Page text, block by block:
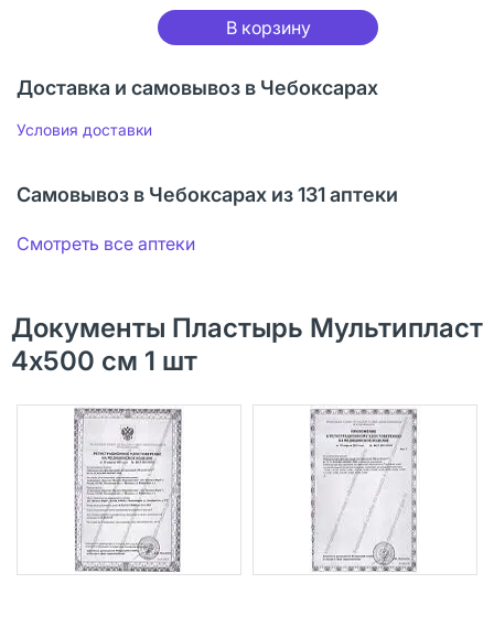
В корзину
Доставка и самовывоз в Чебоксарах
Условия доставки
Самовывоз в Чебоксарах из 131 аптеки
Смотреть все аптеки
Документы Пластырь Мультипласт
4х500 см 1 шт